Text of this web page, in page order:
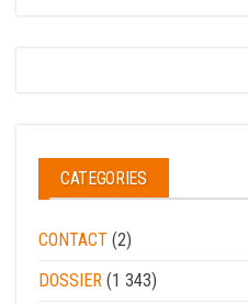
CATEGORIES
CONTACT (2)
DOSSIER (1 343)